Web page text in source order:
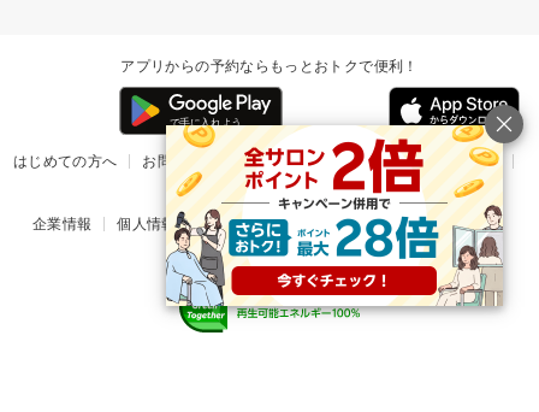
アプリからの予約ならもっとおトクで便利！
はじめての方へ お問い合わせ ヘルプ リリース情報
利用規約
掲載ご希望のサロン様
企業情報 個人情報保護方針 楽天のサービス一覧 アプリ一覧
© Rakuten Group, Inc.